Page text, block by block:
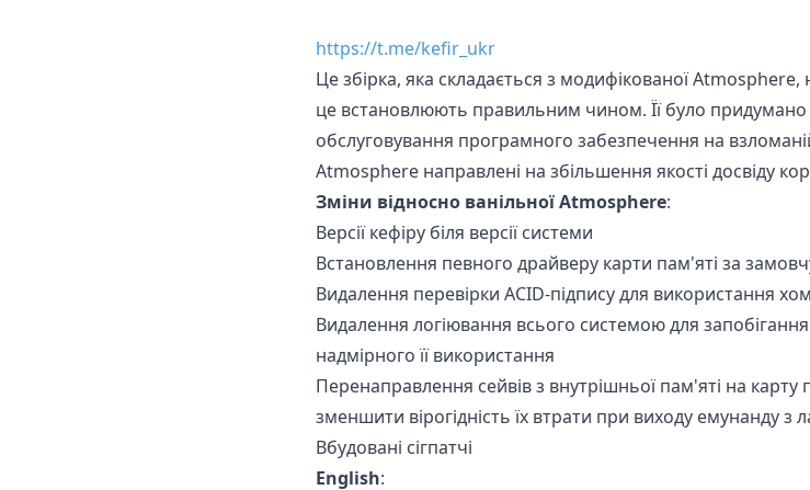
https://t.me/kefir_ukr
Це збірка, яка складається з модифікованої Atmosphere,
це встановлюють правильним чином. Її було
обслуговування програмного забезпечення на
Atmosphere направлені на збільшення якості досвіду
Зміни відносно ванільної Atmosphere:
Версії кефіру біля версії системи
Встановлення певного драйверу карти пам'яті за
Видалення перевірки ACID-підпису для використання
Видалення логіювання всього системою для
надмірного її використання
Перенаправлення сейвів з внутрішньої пам'яті на
зменшити вірогідність їх втрати при виходу емунанду з
Вбудовані сігпатчі
English: